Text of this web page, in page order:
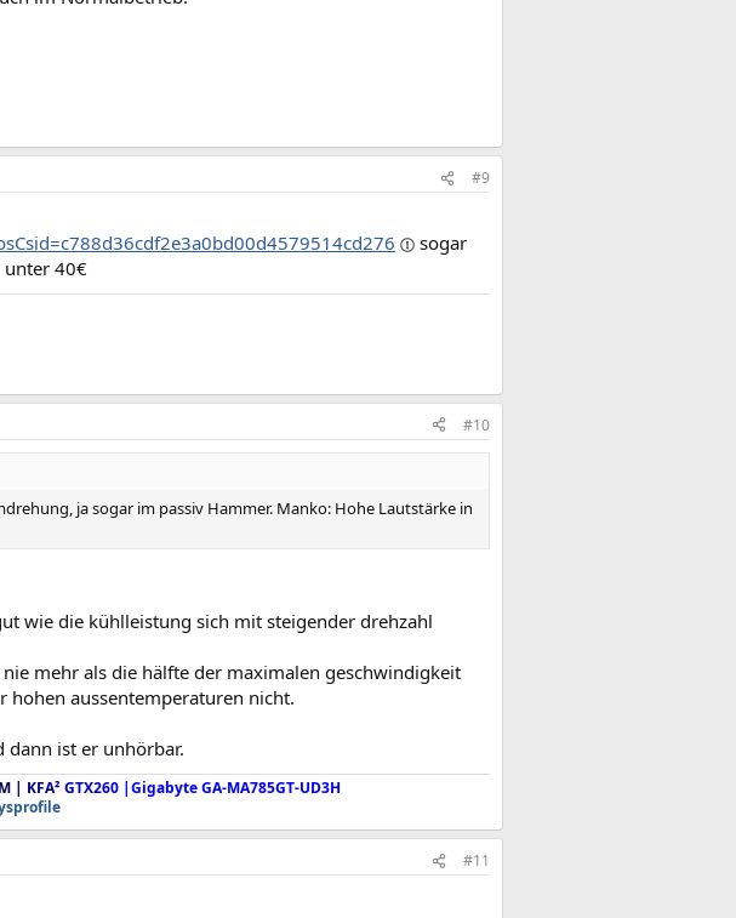
#9
sogar
unter 40€
#10
ja sogar im passiv Hammer. Manko: Hohe Lautstärke in
wie die kühlleistung sich mit steigender drehzahl
mehr als die hälfte der maximalen geschwindigkeit
hohen aussentemperaturen nicht.
ist er unhörbar.
| KFA²GTX260 |Gigabyte GA-MA785GT-UD3H
#11